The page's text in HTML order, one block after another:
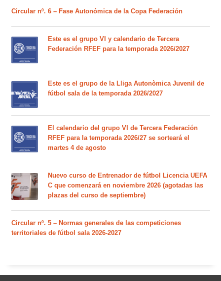
Circular nº. 6 – Fase Autonómica de la Copa Federación
Este es el grupo VI y calendario de Tercera
Federación RFEF para la temporada 2026/2027
Este es el grupo de la Lliga Autonòmica Juvenil de
fútbol sala de la temporada 2026/2027
El calendario del grupo VI de Tercera Federación
RFEF para la temporada 2026/27 se sorteará el
martes 4 de agosto
Nuevo curso de Entrenador de fútbol Licencia UEFA
C que comenzará en noviembre 2026 (agotadas las
plazas del curso de septiembre)
Circular nº. 5 – Normas generales de las competiciones
territoriales de fútbol sala 2026-2027